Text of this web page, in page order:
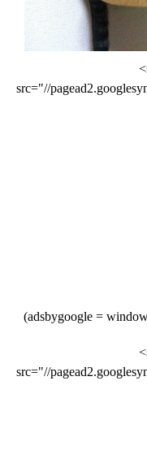
src="//
(adsbygoogle =
src="//